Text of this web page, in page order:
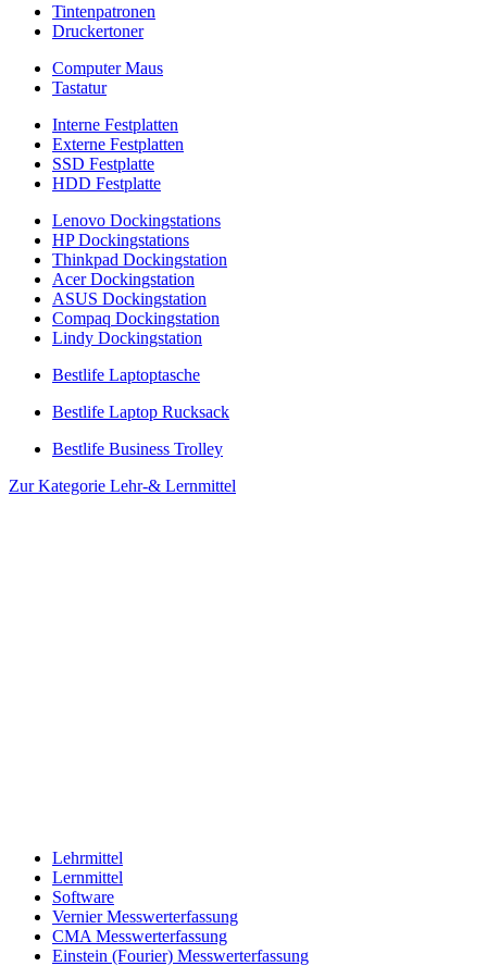
Tintenpatronen
Druckertoner
Computer Maus
Tastatur
Interne Festplatten
Externe Festplatten
SSD Festplatte
HDD Festplatte
Lenovo Dockingstations
HP Dockingstations
Thinkpad Dockingstation
Acer Dockingstation
ASUS Dockingstation
Compaq Dockingstation
Lindy Dockingstation
Bestlife Laptoptasche
Bestlife Laptop Rucksack
Bestlife Business Trolley
Zur Kategorie Lehr-& Lernmittel
Lehrmittel
Lernmittel
Software
Vernier Messwerterfassung
CMA Messwerterfassung
Einstein (Fourier) Messwerterfassung